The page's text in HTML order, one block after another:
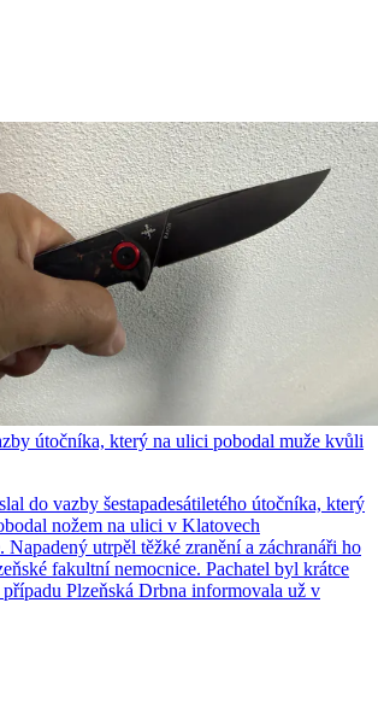
útočníka, který na ulici pobodal muže kvůli
do vazby šestapadesátiletého útočníka, který
nožem na ulici v Klatovech
Napadený utrpěl těžké zranění a záchranáři ho
fakultní nemocnice. Pachatel byl krátce
Plzeňská Drbna informovala už v